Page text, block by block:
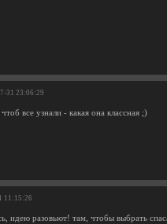
31 23:06:29
все узнали - какая она классная ;)
11:15:26
идею разовьют! там, чтобы выбрать